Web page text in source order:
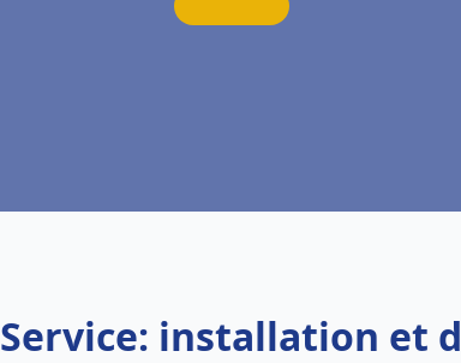
Service: installation et